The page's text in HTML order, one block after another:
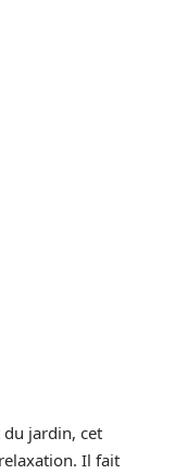
du jardin, cet
Il fait